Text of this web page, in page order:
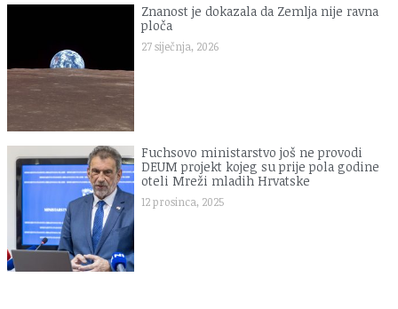
Znanost je dokazala da Zemlja nije ravna
ploča
27 siječnja, 2026
Fuchsovo ministarstvo još ne provodi
DEUM projekt kojeg su prije pola godine
oteli Mreži mladih Hrvatske
12 prosinca, 2025